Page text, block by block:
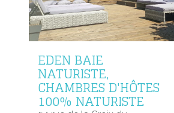
EDEN BAIE
NATURISTE,
CHAMBRES D'HÔTES
100% NATURISTE